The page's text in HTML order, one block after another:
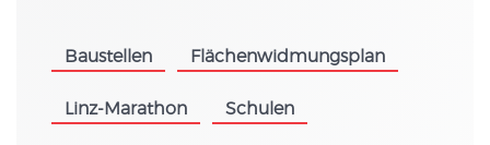
Baustellen Flächenwidmungsplan
Linz-Marathon Schulen